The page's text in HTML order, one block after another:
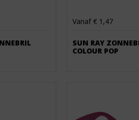

Vanaf € 1,47
SUN RAY
COLOUR POP